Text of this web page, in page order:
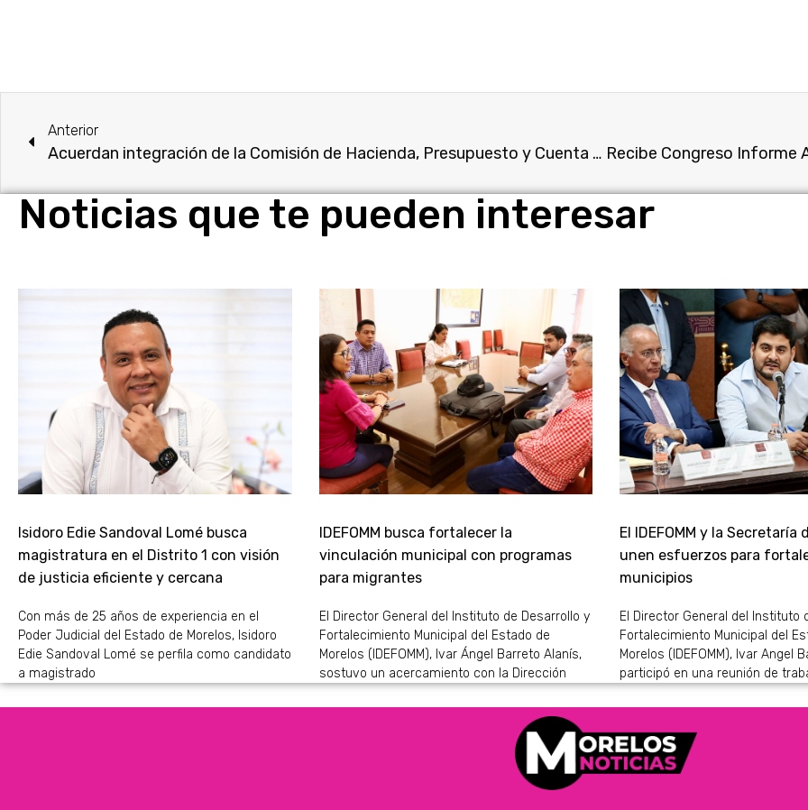
Anterior
Acuerdan integración de la Comisión de Hacienda, Presupuesto y Cuenta Pública del Congreso del estado
Noticias que te pueden interesar
Isidoro Edie Sandoval Lomé busca
magistratura en el Distrito 1 con visión
de justicia eficiente y cercana
Con más de 25 años de experiencia en el
Poder Judicial del Estado de Morelos, Isidoro
Edie Sandoval Lomé se perfila como candidato
a magistrado
IDEFOMM busca fortalecer la
vinculación municipal con programas
para migrantes
El Director General del Instituto de Desarrollo y
Fortalecimiento Municipal del Estado de
Morelos (IDEFOMM), Ivar Ángel Barreto Alanís,
sostuvo un acercamiento con la Dirección
El IDEFOMM y la Secretaría
unen esfuerzos para
municipios
El Director General del Instituto
Fortalecimiento Municipal del
Morelos (IDEFOMM), Ivar Angel
participó en una reunión de